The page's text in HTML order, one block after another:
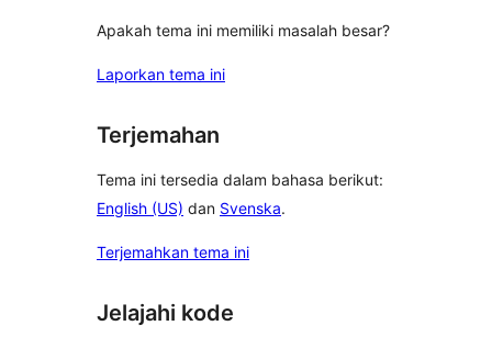
Apakah tema ini memiliki masalah besar?
Laporkan tema ini
Terjemahan
Tema ini tersedia dalam bahasa berikut:
English (US) dan Svenska.
Terjemahkan tema ini
Jelajahi kode